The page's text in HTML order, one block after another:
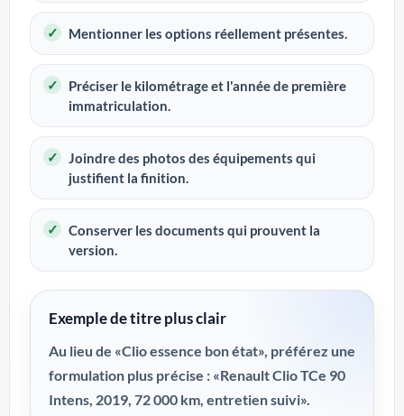
Mentionner les options réellement présentes.
Préciser le kilométrage et l'année de première
immatriculation.
Joindre des photos des équipements qui
justifient la finition.
Conserver les documents qui prouvent la
version.
Exemple de titre plus clair
Au lieu de «Clio essence bon état», préférez une
formulation plus précise : «Renault Clio TCe 90
Intens, 2019, 72 000 km, entretien suivi».